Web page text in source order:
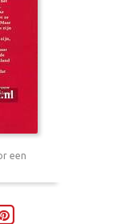
een